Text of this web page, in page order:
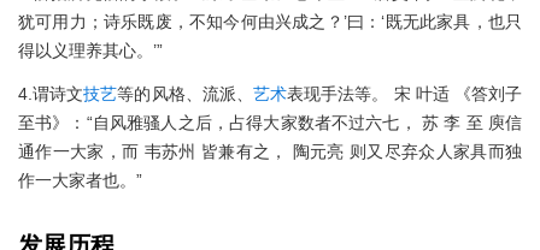
犹可用力；诗乐既废，不知今何由兴成之？’曰：‘既无此家具，也只
得以义理养其心。’”
4.谓诗文技艺等的风格、流派、 艺术表现手法等。 宋 叶适 《答刘子
至书》：“自风雅骚人之后，占得大家数者不过六七， 苏 李 至 庾信
通作一大家，而 韦苏州 皆兼有之， 陶元亮 则又尽弃众人家具而独
作一大家者也。”